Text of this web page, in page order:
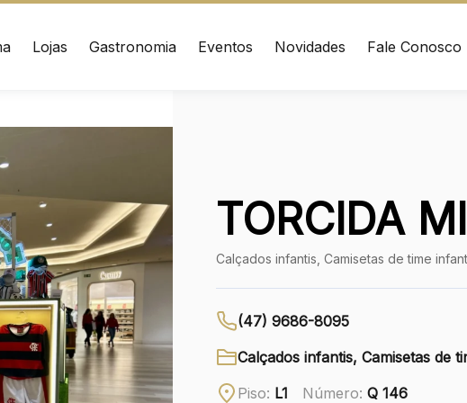
Lojas Gastronomia Eventos Novidades Fale Conosco
local
Uber
WhatsApp
TORCIDA
Calçados infantis, Camisetas de time
(47) 9686-8095
Calçados infantis, Camisetas de
Piso: L1 Número: Q 146